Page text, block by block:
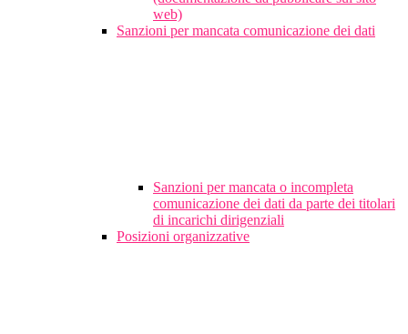
web)
Sanzioni per mancata comunicazione dei dati
Sanzioni per mancata o incompleta
comunicazione dei dati da parte dei titolari
di incarichi dirigenziali
Posizioni organizzative